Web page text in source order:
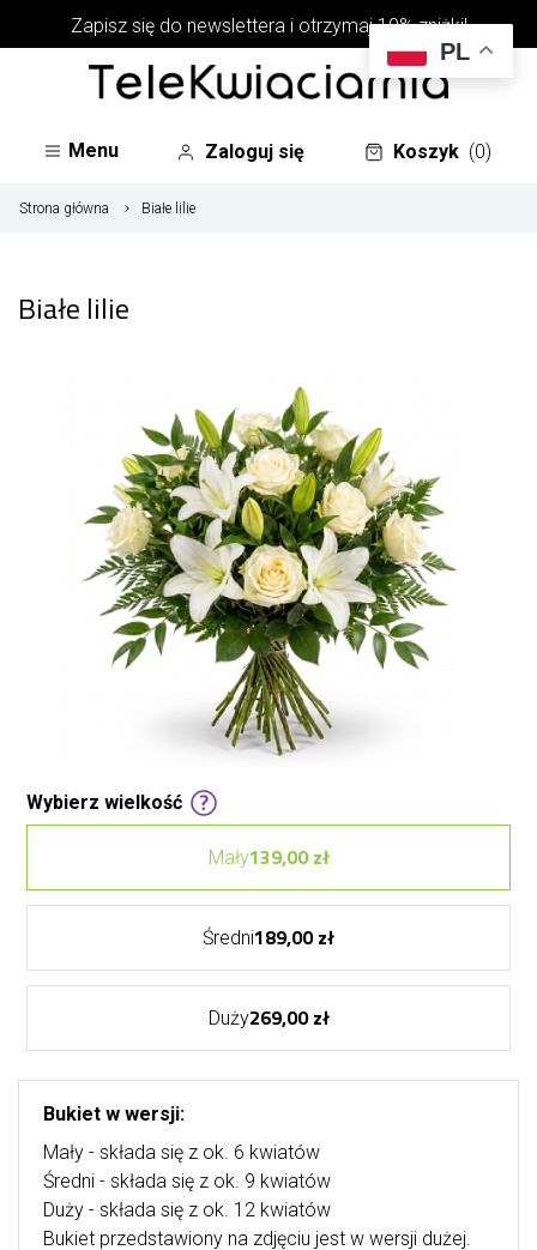
Zapisz się do newslettera i otrzymaj 10% zniżki!
Menu Zaloguj się Koszyk (0)
Strona główna Białe lilie
Białe lilie
Wybierz wielkość
Mały139,00 zł
Średni189,00 zł
Duży269,00 zł
Bukiet w wersji:
Mały - składa się z ok. 6 kwiatów
Średni - składa się z ok. 9 kwiatów
Duży - składa się z ok. 12 kwiatów
Bukiet przedstawiony na zdjęciu jest w wersji dużej.
PL